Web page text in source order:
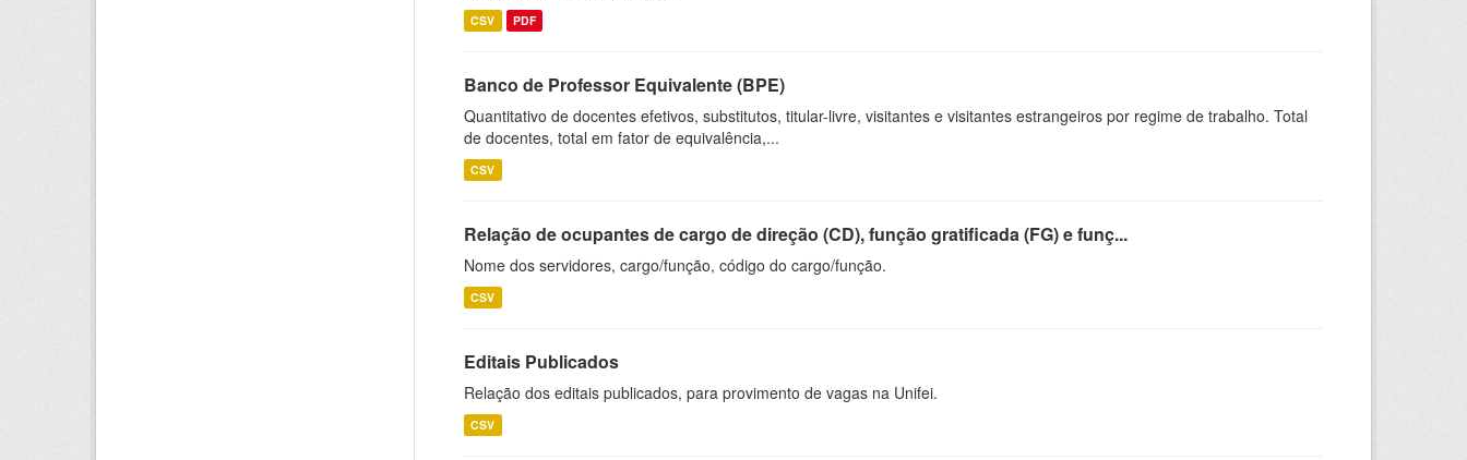
CSV PDF
Banco de Professor Equivalente (BPE)
Quantitativo de docentes efetivos, substitutos, titular-livre, visitantes e visitantes estrangeiros por regime de trabalho. Total
de docentes, total em fator de equivalência,...
CSV
Relação de ocupantes de cargo de direção (CD), função gratificada (FG) e funç...
Nome dos servidores, cargo/função, código do cargo/função.
CSV
Editais Publicados
Relação dos editais publicados, para provimento de vagas na Unifei.
CSV